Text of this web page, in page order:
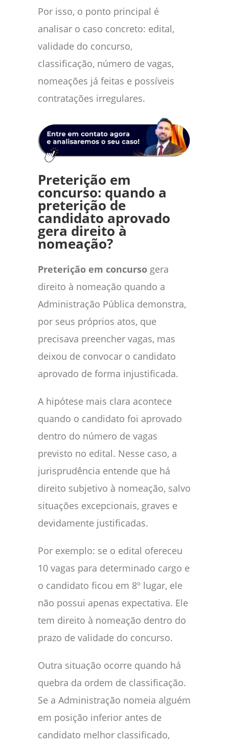
Por isso, o ponto principal é
analisar o caso concreto: edital,
validade do concurso,
classificação, número de vagas,
nomeações já feitas e possíveis
contratações irregulares.
Preterição em
concurso: quando a
preterição de
candidato aprovado
gera direito à
nomeação?
Preterição em concurso gera
direito à nomeação quando a
Administração Pública demonstra,
por seus próprios atos, que
precisava preencher vagas, mas
deixou de convocar o candidato
aprovado de forma injustificada.
A hipótese mais clara acontece
quando o candidato foi aprovado
dentro do número de vagas
previsto no edital. Nesse caso, a
jurisprudência entende que há
direito subjetivo à nomeação, salvo
situações excepcionais, graves e
devidamente justificadas.
Por exemplo: se o edital ofereceu
10 vagas para determinado cargo e
o candidato ficou em 8º lugar, ele
não possui apenas expectativa. Ele
tem direito à nomeação dentro do
prazo de validade do concurso.
Outra situação ocorre quando há
quebra da ordem de classificação.
Se a Administração nomeia alguém
em posição inferior antes de
candidato melhor classificado,